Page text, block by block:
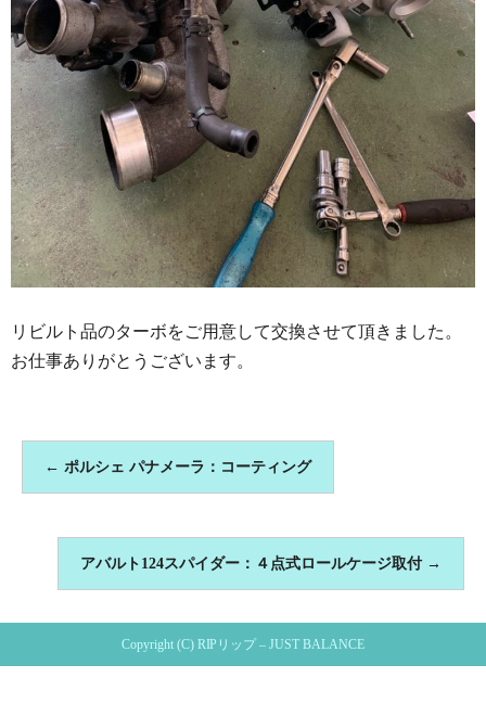
リビルト品のターボをご用意して交換させて頂きました。
お仕事ありがとうございます。
← ポルシェ パナメーラ：コーティング
アバルト124スパイダー：４点式ロールケージ取付 →
Copyright (C) RIPリップ – JUST BALANCE